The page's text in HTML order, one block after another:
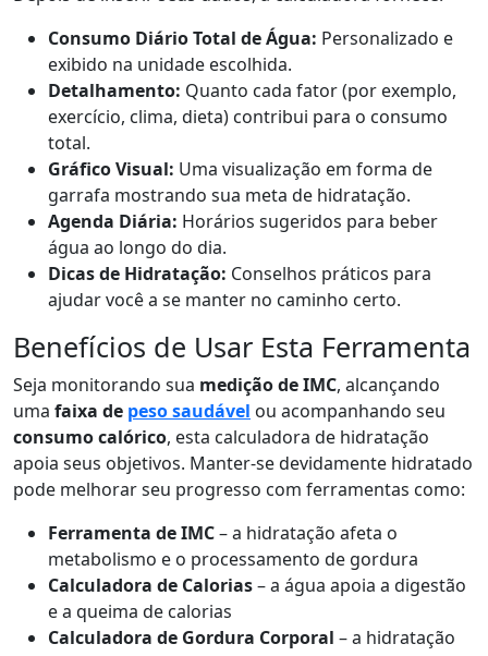
Consumo Diário Total de Água: Personalizado e
exibido na unidade escolhida.
Detalhamento: Quanto cada fator (por exemplo,
exercício, clima, dieta) contribui para o consumo
total.
Gráfico Visual: Uma visualização em forma de
garrafa mostrando sua meta de hidratação.
Agenda Diária: Horários sugeridos para beber
água ao longo do dia.
Dicas de Hidratação: Conselhos práticos para
ajudar você a se manter no caminho certo.
Benefícios de Usar Esta Ferramenta
Seja monitorando sua medição de IMC, alcançando
uma faixa de peso saudável ou acompanhando seu
consumo calórico, esta calculadora de hidratação
apoia seus objetivos. Manter-se devidamente hidratado
pode melhorar seu progresso com ferramentas como:
Ferramenta de IMC– a hidratação afeta o
metabolismo e o processamento de gordura
Calculadora de Calorias– a água apoia a digestão
e a queima de calorias
Calculadora de Gordura Corporal – a hidratação